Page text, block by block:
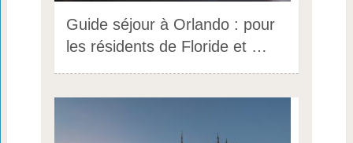
Guide séjour à Orlando : pour
les résidents de Floride et …